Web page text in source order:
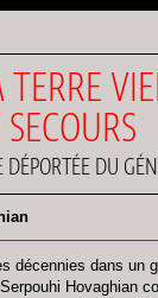
TERRE
DU
décennies dans un
Hovaghian